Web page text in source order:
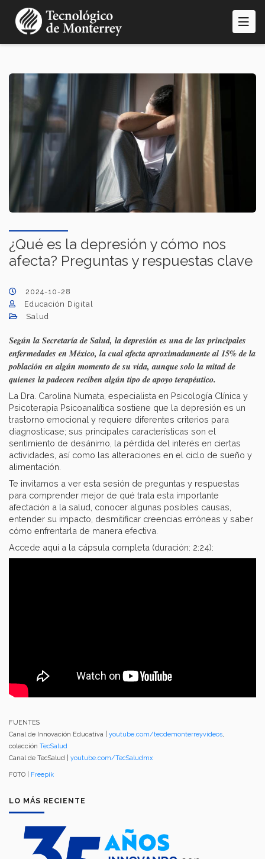
contenido
¿Qué es la depresión y cómo nos
afecta? Preguntas y respuestas clave
2024-10-28
Educación Digital
Salud
Según la Secretaría de Salud, la depresión es una de las principales
enfermedades en México, la cual afecta aproximadamente al 15% de la
población en algún momento de su vida, aunque solo la mitad de
quienes la padecen reciben algún tipo de apoyo terapéutico.
La Dra. Carolina Numata, especialista en Psicología Clínica y
Psicoterapia Psicoanalítica sostiene que la depresión es un
trastorno emocional y requiere diferentes criterios para
diagnosticase; sus principales características son el
sentimiento de desánimo, la pérdida del interés en ciertas
actividades, así como las alteraciones en el ciclo de sueño y
alimentación.
Te invitamos a ver esta sesión de preguntas y respuestas
para comprender mejor de qué trata esta importante
afectación a la salud, conocer algunas posibles causas,
entender su impacto, desmitificar creencias erróneas y saber
cómo enfrentarla de manera efectiva.
Accede aquí a la cápsula completa (duración: 2:24):
FUENTES
Canal de Innovación Educativa | youtube.com/tecdemonterreyvideos,
colección TecSalud
Canal de TecSalud | youtube.com/TecSaludmx
FOTO | Freepik
LO MÁS RECIENTE